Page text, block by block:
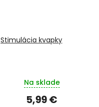
Stimulácia kvapky
Na sklade
5,99 €